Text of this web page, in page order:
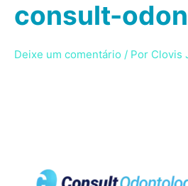
para
conteúdo
consult-
Deixe um comentário / Por Clovis